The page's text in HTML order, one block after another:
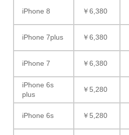
iPhone 8 ￥6,380
iPhone 7plus ￥6,380
iPhone 7 ￥6,380
iPhone 6s
plus
￥5,280
iPhone 6s ￥5,280